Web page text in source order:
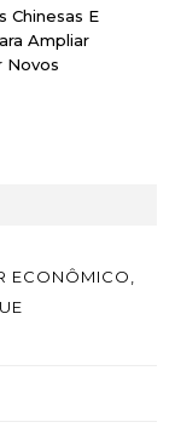
Chinesas E
Ampliar
Novos
ECONÔMICO,